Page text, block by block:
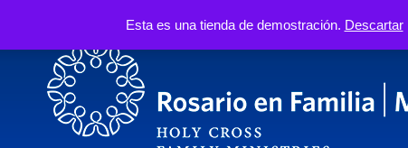
Esta es una tienda de demostración. Descartar
Nosotros Santo Rosario